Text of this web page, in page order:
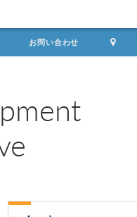
お問い合わせ